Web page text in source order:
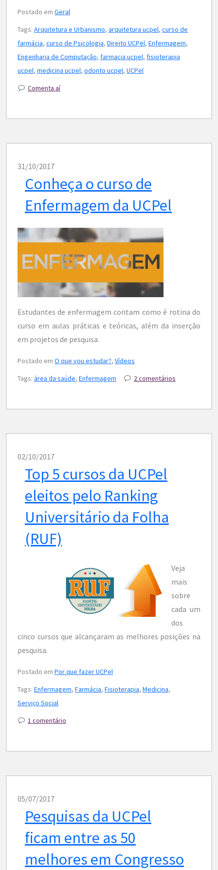
Postado em Geral
Tags: Arquitetura e Urbanismo, arquitetura ucpel, curso de
farmácia, curso de Psicologia, Direito UCPel, Enfermagem,
Engenharia de Computação, farmacia ucpel, fisioterapia
ucpel, medicina ucpel, odonto ucpel, UCPel
Comenta aí
31/10/2017
Conheça o curso de
Enfermagem da UCPel
Estudantes de enfermagem contam como é rotina do
curso em aulas práticas e teóricas, além da inserção
em projetos de pesquisa.
Postado em O que vou estudar?, Vídeos
Tags: área da saúde, Enfermagem 2 comentários
02/10/2017
Top 5 cursos da UCPel
eleitos pelo Ranking
Universitário da Folha
(RUF)
Veja
mais
sobre
cada um
dos
cinco cursos que alcançaram as melhores posições na
pesquisa.
Postado em Por que fazer UCPel
Tags: Enfermagem, Farmácia, Fisioterapia, Medicina,
Serviço Social
1 comentário
05/07/2017
Pesquisas da UCPel
ficam entre as 50
melhores em Congresso